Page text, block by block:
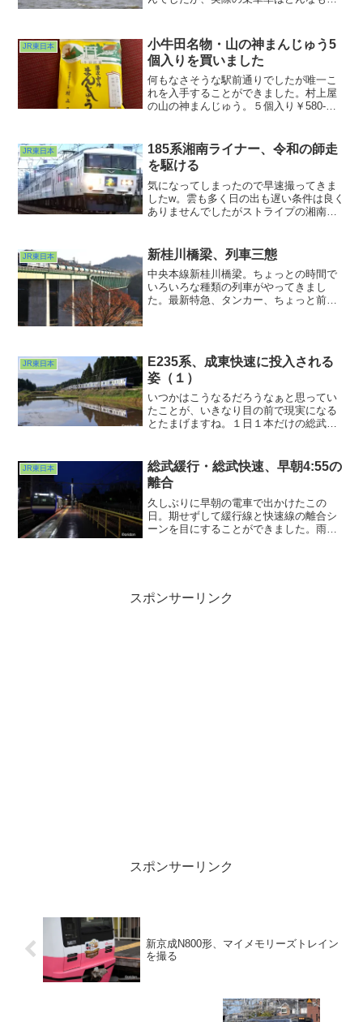
運転計画立てた頃は今の状況わからなか
ったでしょうしねぇ。来年が千客万来に
なりますよう祈りながらのお見送りでし
た。
JR東日本
小牛田名物・山の神まんじゅう5
個入りを買いました
何もなさそうな駅前通りでしたが唯一こ
れを入手することができました。村上屋
の山の神まんじゅう。５個入り￥580-。
て上品なお味でしたよ・・・って食べち
ゃってから写真撮り忘れに気づく有様w。
JR東日本
185系湘南ライナー、令和の師走
を駆ける
気になってしまったので早速撮ってきま
したw。雲も多く日の出も遅い条件は良く
ありませんでしたがストライプの湘南ラ
15両編成でもなかなかの乗車率に見えま
した。東京までおよそ...
JR東日本 新桂川橋梁、列車三態
中央本線新桂川橋梁。ちょっとの時間で
いろいろな種類の列車がやってきまし
た。最新特急、タンカー、ちょっと前の
JR東日本
E235系、成東快速に投入される
姿（１）
いつかはこうなるだろうなぁと思ってい
たことが、いきなり目の前で現実になる
とたまげますね。１日１本だけの総武線
撃してしまいました。じきにこれが当た
り前の光景になるんですが、時代の変わ
り目を突きつけられたような気がしまし
た。あと２回続きますw
JR東日本
総武緩行・総武快速、早朝4:55の
離合
久しぶりに早朝の電車で出かけたこの
日。期せずして緩行線と快速線の離合シ
ーンを目にすることができました。雨宿
まにはこんな天気の道中もいいのかもし
れませんwww
スポンサーリンク
スポンサーリンク
新京成N800形、マイメモリーズトレイン
を撮る